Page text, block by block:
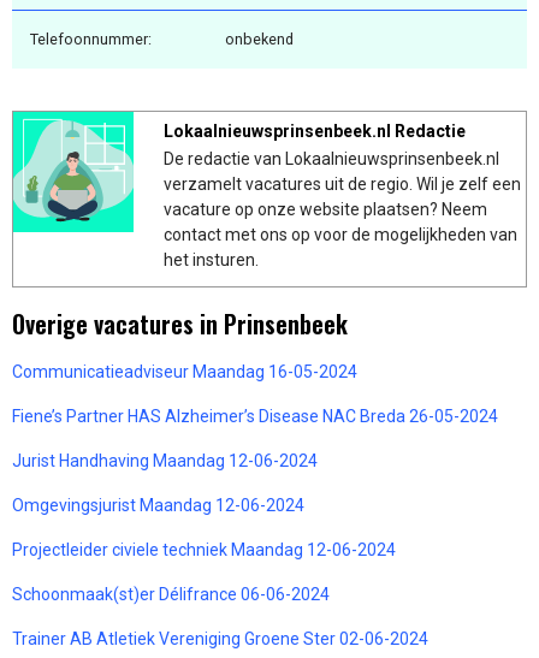
Telefoonnummer: onbekend
Lokaalnieuwsprinsenbeek.nl Redactie
De redactie van Lokaalnieuwsprinsenbeek.nl
verzamelt vacatures uit de regio. Wil je zelf een
vacature op onze website plaatsen? Neem
contact met ons op voor de mogelijkheden van
het insturen.
Overige vacatures in Prinsenbeek
Communicatieadviseur Maandag 16-05-2024
Fiene’s Partner HAS Alzheimer’s Disease NAC Breda 26-05-2024
Jurist Handhaving Maandag 12-06-2024
Omgevingsjurist Maandag 12-06-2024
Projectleider civiele techniek Maandag 12-06-2024
Schoonmaak(st)er Délifrance 06-06-2024
Trainer AB Atletiek Vereniging Groene Ster 02-06-2024